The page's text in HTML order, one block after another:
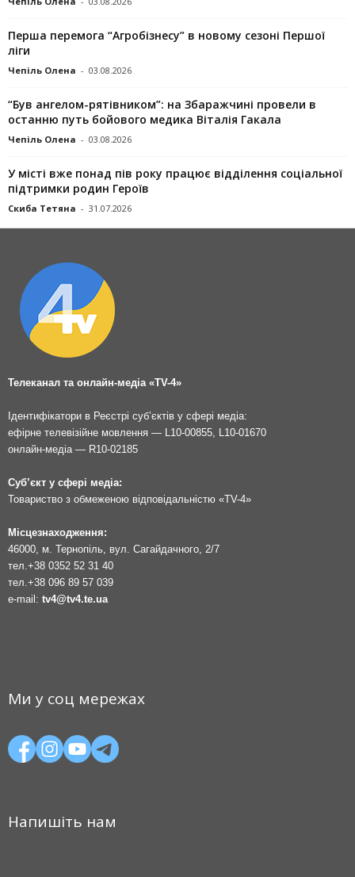
Перша перемога “Агробізнесу” в новому сезоні Першої
ліги
Чепіль Олена - 03.08.2026
“Був ангелом-рятівником”: на Збаражчині провели в
останню путь бойового медика Віталія Гакала
Чепіль Олена - 03.08.2026
У місті вже понад пів року працює відділення соціальної
підтримки родин Героїв
Скиба Тетяна - 31.07.2026
Телеканал та онлайн-медіа «TV-4»
Ідентифікатори в Реєстрі суб’єктів у сфері медіа:
ефірне телевізійне мовлення — L10-00855, L10-01670
онлайн-медіа — R10-02185
Суб’єкт у сфері медіа:
Товариство з обмеженою відповідальністю «TV-4»
Місцезнаходження:
46000, м. Тернопіль, вул. Сагайдачного, 2/7
тел. +38 0352 52 31 40
тел. +38 096 89 57 039
e-mail: tv4@tv4.te.ua
Ми у соц мережах
Напишіть нам